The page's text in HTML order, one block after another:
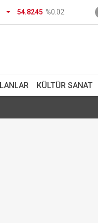
54.8245 %0.02
KÜLTÜR SANAT